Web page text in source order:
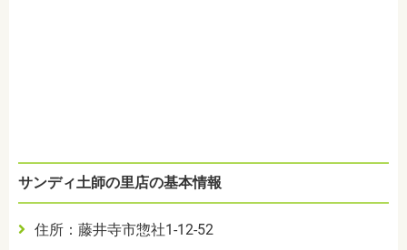
サンディ土師の里店の基本情報
住所：藤井寺市惣社1-12-52